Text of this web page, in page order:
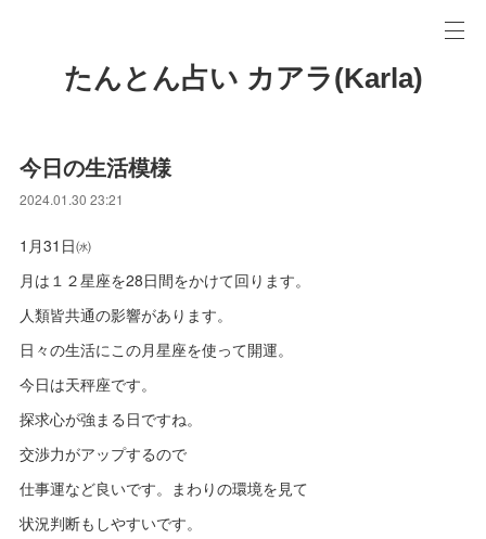
たんとん占い カアラ(Karla)
今日の生活模様
2024.01.30 23:21
1月31日㈬
月は１２星座を28日間をかけて回ります。
人類皆共通の影響があります。
日々の生活にこの月星座を使って開運。
今日は天秤座です。
探求心が強まる日ですね。
交渉力がアップするので
仕事運など良いです。まわりの環境を見て
状況判断もしやすいです。